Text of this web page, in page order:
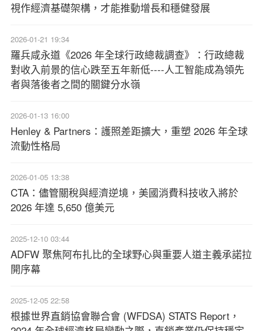
視作經濟基礎架構，才能推動增長和穩健發展
2026-01-21 19:34
羅兵咸永道《2026 年全球行政總裁調查》：行政總裁
對收入前景的信心跌至五年新低----人工智能成為領先
者與落後者之間的關鍵分水嶺
2026-01-13 16:00
Henley & Partners：護照差距擴大，重塑 2026 年全球
流動性格局
2026-01-05 13:38
CTA：儘管關稅與經濟逆境，美國消費科技收入將於
2026 年達 5,650 億美元
2025-12-10 03:44
ADFW 聚焦阿布扎比的全球野心與重要人道主義承諾拉
開序幕
2025-12-05 22:58
根據世界直銷協會聯合會 (WFDSA) STATS Report，